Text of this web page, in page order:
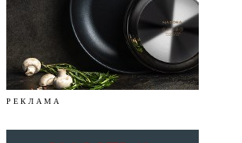
Р Е К Л А М А